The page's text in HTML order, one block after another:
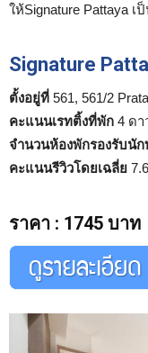
ให้Signature Pattaya
Signature
ตั้งอยู่ที่ 561, 561/2
คะแนนเรทติ้งที่พัก 4 ดา
จำนวนห้องพักรองรับนัก
คะแนนรีวิวโดยเฉลี่ย
ราคา : 1745 บาท